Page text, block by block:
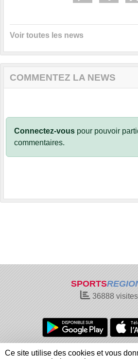
Voir toutes les news
COMMENTEZ LA NEWS
Connectez-vous pour pouvoir
commentaires.
SPORTS
36888visites
Charte cookies
Gestion
Ce site utilise des cookies et vous